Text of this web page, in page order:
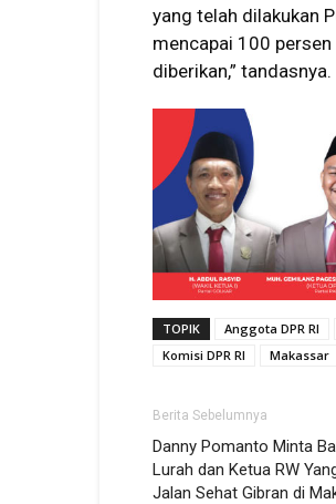
yang telah dilakukan
mencapai 100
diberikan,”
TOPIK Anggota DPR RI
Komisi DPR RI
Makassar
Berita Sebelumnya
Danny Pomanto Minta
Lurah dan Ketua RW
Jalan Sehat Gibran di